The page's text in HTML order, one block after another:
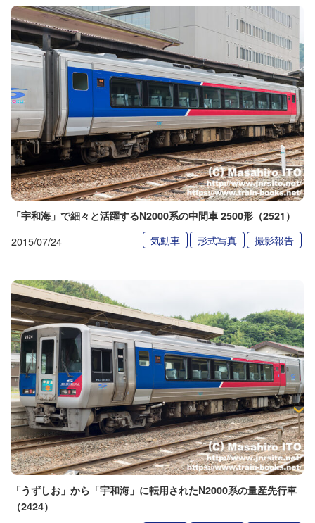
「宇和海」で細々と活躍するN2000系の中間車 2500形（2521）
2015/07/24 気動車 形式写真 撮影報告
「うずしお」から「宇和海」に転用されたN2000系の量産先行車
（2424）